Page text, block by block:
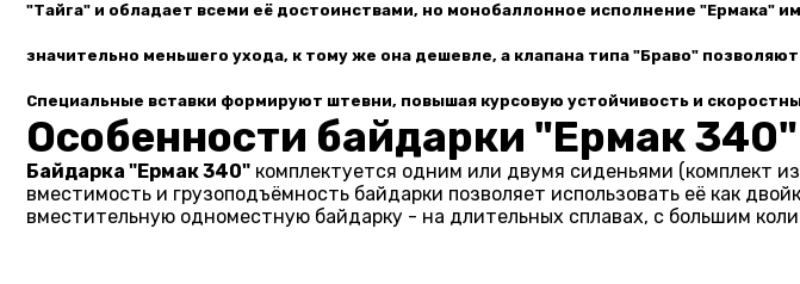
"Тайга" и обладает всеми её достоинствами, но монобаллонное исполнение "Ермака"
значительно меньшего ухода, к тому же она дешевле, а клапана типа "Браво"
Специальные вставки формируют штевни, повышая курсовую устойчивость и
Особенности байдарки "Ермак
Байдарка "Ермак 340" комплектуется одним или двумя сиденьями (комплект
вместимость и грузоподъёмность байдарки позволяет использовать её как
вместительную одноместную байдарку - на длительных сплавах, с большим